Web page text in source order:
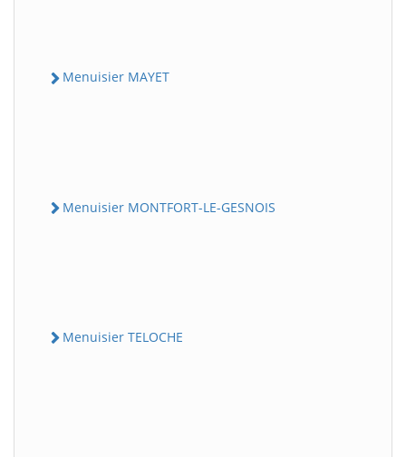
Menuisier MAYET
Menuisier MONTFORT-LE-GESNOIS
Menuisier TELOCHE